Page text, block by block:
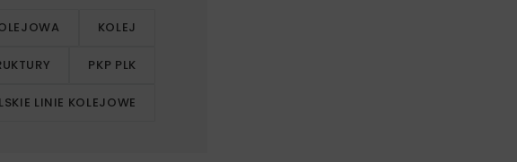
KOLEJ
PKP PLK
LINIE KOLEJOWE